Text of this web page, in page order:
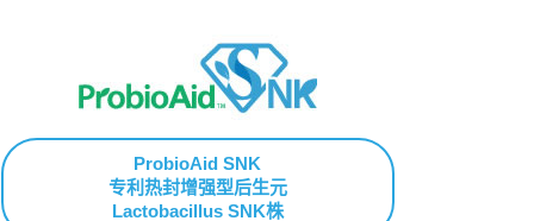
ProbioAid SNK
专利热封增强型后生元
Lactobacillus SNK株